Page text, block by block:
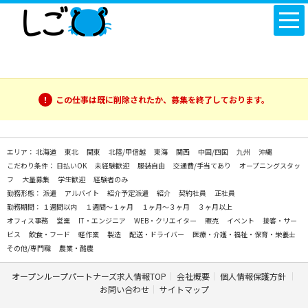
この仕事は既に削除されたか、募集を終了しております。
エリア： 北海道 東北 関東 北陸/甲信越 東海 関西 中国/四国 九州
沖縄
こだわり条件： 日払いOK 未経験歓迎 服装自由 交通費/手当てあり
オープニングスタッ
フ
大量募集 学生歓迎
経験者のみ
勤務形態： 派遣 アルバイト 紹介予定派遣 紹介 契約社員
正社員
勤務期間： １週間以内 １週間～１ヶ月 １ヶ月～３ヶ月
３ヶ月以上
オフィス事務
営業 IT・エンジニア WEB・クリエイター 販売 イベント
接客・サー
ビス
飲食・フード 軽作業 製造 配送・ドライバー
医療・介護・福祉・保育・栄養士
その他/専門職
農業・酪農
オープンループパートナーズ求人情報TOP 会社概要
個人情報保護方針
お問い合わせ
サイトマップ